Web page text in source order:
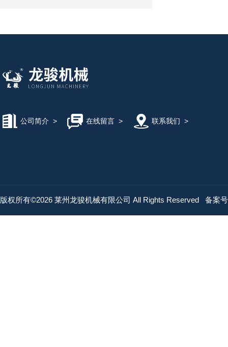
公司简介 > 在线留言> 联系我们 >
版权所有©2026 莱州龙骏机械有限公司 All Rights Reserved 备案